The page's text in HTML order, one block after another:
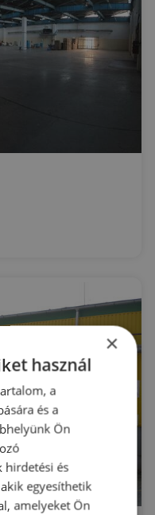
×
használ
a
és a
Ön
hirdetési és
egyesíthetik
amelyeket Ön